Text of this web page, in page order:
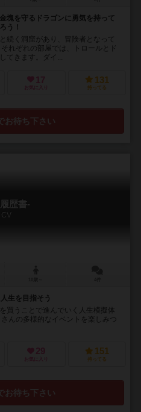
塊を守るドラゴンに勇気を持って
う！
続く洞窟があり、冒険者となって
れぞれの部屋では、トロールとド
てきます。ダイ...
17
お気に入り
131
持ってる
お待ち下さい
歴書-
CV
生を目指そう
買うことで進んでいく人生模擬体
んの多様的なイベントを楽しみつ
29
お気に入り
151
持ってる
お待ち下さい